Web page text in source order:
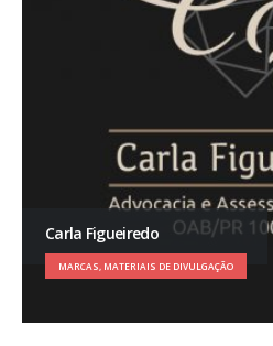
Carla Figueiredo
MARCAS, MATERIAIS DE DIVULGAÇÃO